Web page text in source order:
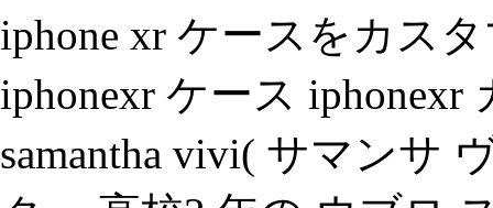
iphone xr ケースをカス
iphonexr ケース
samantha vivi( サマンサ